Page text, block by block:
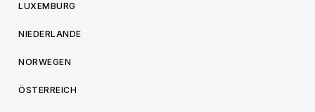
LUXEMBURG
NIEDERLANDE
NORWEGEN
ÖSTERREICH